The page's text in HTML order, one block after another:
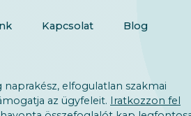
Kapcsolat Blog
elfogulatlan szakmai
az ügyfeleit. Iratkozzon fel